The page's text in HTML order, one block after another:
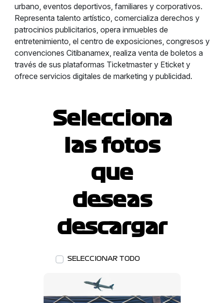
urbano, eventos deportivos, familiares y corporativos.
Representa talento artístico, comercializa derechos y
patrocinios publicitarios, opera inmuebles de
entretenimiento, el centro de exposiciones, congresos y
convenciones Citibanamex, realiza venta de boletos a
través de sus plataformas Ticketmaster y Eticket y
ofrece servicios digitales de marketing y publicidad.
Selecciona
las fotos
que
deseas
descargar
SELECCIONAR TODO